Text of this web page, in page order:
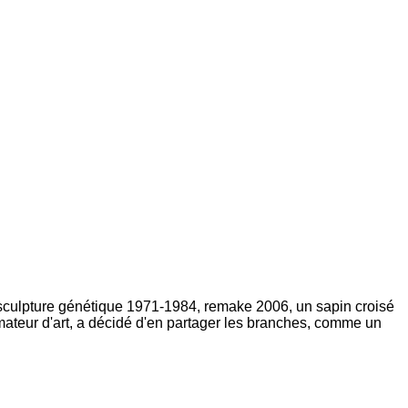
génétique 1971-1984, remake 2006, un sapin croisé
d'art, a décidé d'en partager les branches, comme un